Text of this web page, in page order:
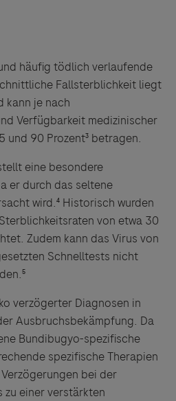
häufig tödlich verlaufende
Fallsterblichkeit liegt
kann je nach
Verfügbarkeit medizinischer
und 90 Prozent³ betragen.
eine besondere
er durch das seltene
wird.⁴ Historisch wurden
von etwa 30
Zudem kann das Virus von
Schnelltests nicht
verzögerter Diagnosen in
Ausbruchsbekämpfung. Da
Bundibugyo-spezifische
spezifische Therapien
bei der
zu einer verstärkten